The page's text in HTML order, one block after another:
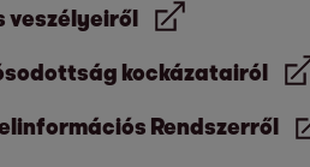
veszélyeiről
kockázatairól
Rendszerről